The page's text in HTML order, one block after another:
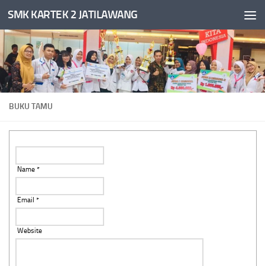
Skip to content
SMK KARTEK 2 JATILAWANG
BUKU TAMU
Name *
Email *
Website